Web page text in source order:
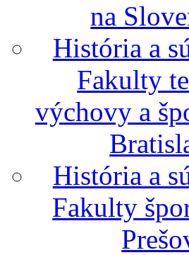
na
História a
Fakulty
výchovy a
História a
Fakulty